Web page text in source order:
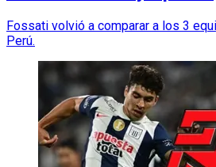
Fossati volvió a comparar a los 3
Perú.